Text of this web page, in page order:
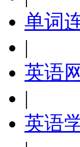
单词
|
英语
|
英语